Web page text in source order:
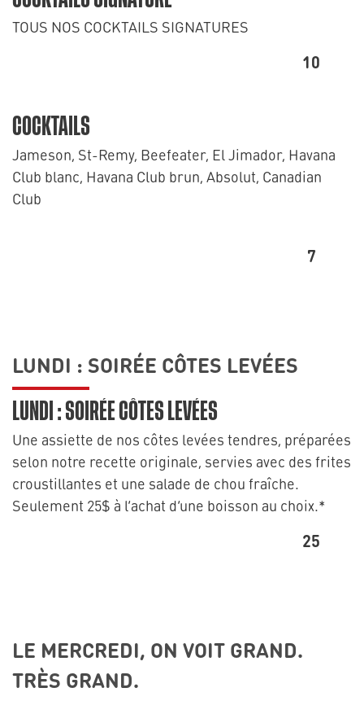
TOUS NOS COCKTAILS SIGNATURES
10
COCKTAILS
Jameson, St-Remy, Beefeater, El Jimador, Havana
Club blanc, Havana Club brun, Absolut, Canadian
Club
7
LUNDI : SOIRÉE CÔTES LEVÉES
LUNDI : SOIRÉE CÔTES LEVÉES
Une assiette de nos côtes levées tendres, préparées
selon notre recette originale, servies avec des frites
croustillantes et une salade de chou fraîche.
Seulement 25$ à l’achat d’une boisson au choix.*
25
LE MERCREDI, ON VOIT GRAND.
TRÈS GRAND.